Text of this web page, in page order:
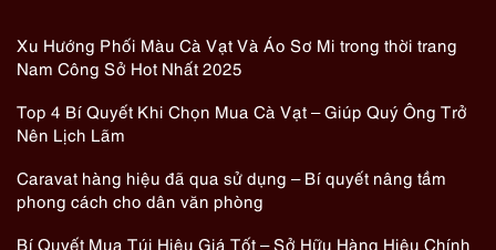
Xu Hướng Phối Màu Cà Vạt Và Áo Sơ Mi trong thời trang
Nam Công Sở Hot Nhất 2025
Top 4 Bí Quyết Khi Chọn Mua Cà Vạt – Giúp Quý Ông Trở
Nên Lịch Lãm
Caravat hàng hiệu đã qua sử dụng – Bí quyết nâng tầm
phong cách cho dân văn phòng
Bí Quyết Mua Túi Hiệu Giá Tốt – Sở Hữu Hàng Hiệu Chính